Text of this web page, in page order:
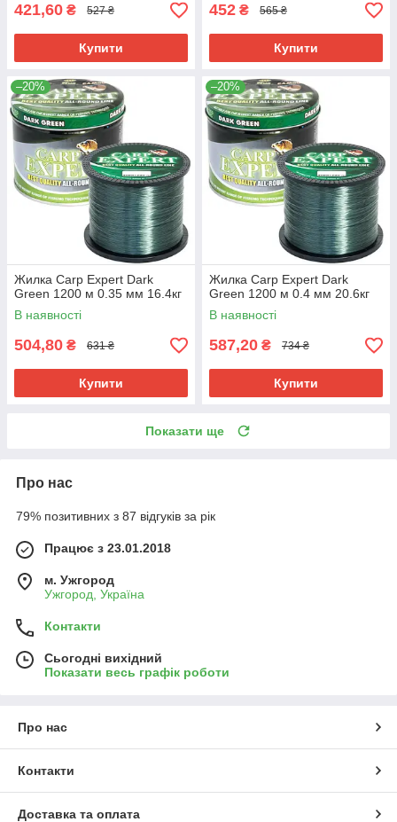
421,60 ₴ 527 ₴
Купити
452 ₴ 565 ₴
Купити
–20%
Жилка Carp Expert Dark
Green 1200 м 0.35 мм 16.4кг
В наявності
504,80 ₴ 631 ₴
Купити
–20%
Жилка Carp Expert Dark
Green 1200 м 0.4 мм 20.6кг
В наявності
587,20 ₴ 734 ₴
Купити
Показати ще
Про нас
79% позитивних з 87 відгуків за рік
Працює з 23.01.2018
м. Ужгород
Ужгород, Україна
Контакти
Сьогодні вихідний
Показати весь графік роботи
Про нас
Контакти
Доставка та оплата